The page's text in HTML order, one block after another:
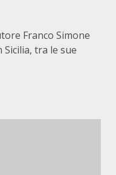
Franco Simone
tra le sue